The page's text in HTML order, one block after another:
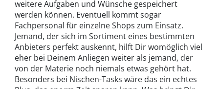
weitere Aufgaben und Wünsche gespeichert
werden können. Eventuell kommt sogar
Fachpersonal für einzelne Shops zum Einsatz.
Jemand, der sich im Sortiment eines bestimmten
Anbieters perfekt auskennt, hilft Dir womöglich viel
eher bei Deinem Anliegen weiter als jemand, der
von der Materie noch niemals etwas gehört hat.
Besonders bei Nischen-Tasks wäre das ein echtes